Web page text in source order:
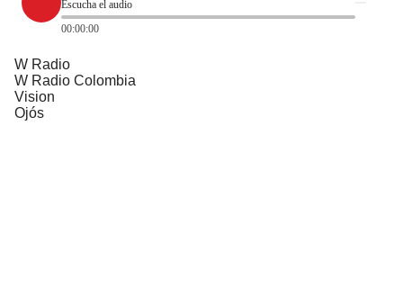
Escucha el audio
00:00:00
W Radio
W Radio Colombia
Vision
Ojós